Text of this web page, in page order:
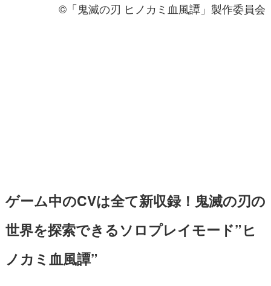
©「鬼滅の刃 ヒノカミ血風譚」製作委員会
ゲーム中のCVは全て新収録！鬼滅の刃の
世界を探索できるソロプレイモード”ヒ
ノカミ血風譚”